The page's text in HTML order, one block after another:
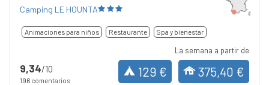
Camping LE HOUNTA
Animaciones para niños Restaurante Spa y bienestar
9,34/10
196 comentarios
La semana a partir de
129 € 375,40 €